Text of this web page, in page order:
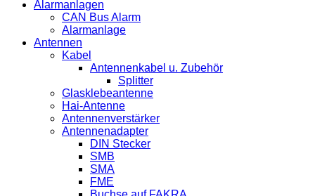
Alarmanlagen
CAN Bus Alarm
Alarmanlage
Antennen
Kabel
Antennenkabel u. Zubehör
Splitter
Glasklebeantenne
Hai-Antenne
Antennenverstärker
Antennenadapter
DIN Stecker
SMB
SMA
FME